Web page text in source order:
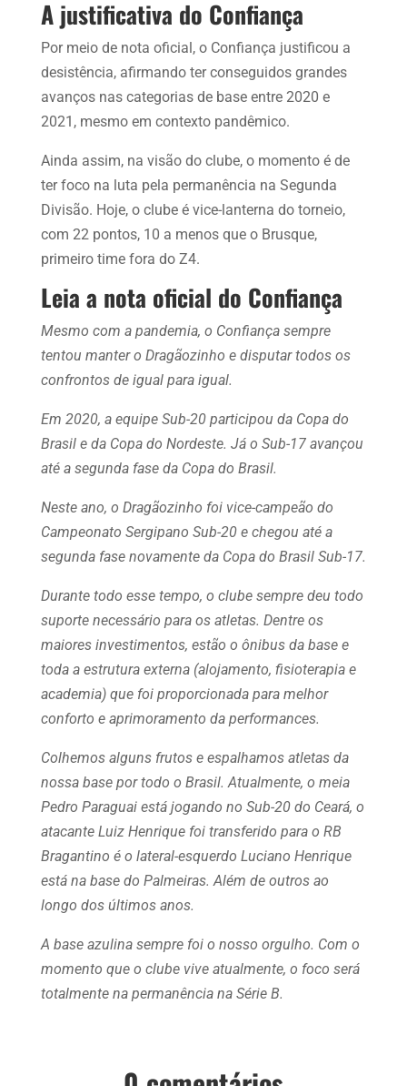
A justificativa do Confiança
Por meio de nota oficial, o Confiança justificou a
desistência, afirmando ter conseguidos grandes
avanços nas categorias de base entre 2020 e
2021, mesmo em contexto pandêmico.
Ainda assim, na visão do clube, o momento é de
ter foco na luta pela permanência na Segunda
Divisão. Hoje, o clube é vice-lanterna do torneio,
com 22 pontos, 10 a menos que o Brusque,
primeiro time fora do Z4.
Leia a nota oficial do Confiança
Mesmo com a pandemia, o Confiança sempre
tentou manter o Dragãozinho e disputar todos os
confrontos de igual para igual.
Em 2020, a equipe Sub-20 participou da Copa do
Brasil e da Copa do Nordeste. Já o Sub-17 avançou
até a segunda fase da Copa do Brasil.
Neste ano, o Dragãozinho foi vice-campeão do
Campeonato Sergipano Sub-20 e chegou até a
segunda fase novamente da Copa do Brasil Sub-17.
Durante todo esse tempo, o clube sempre deu todo
suporte necessário para os atletas. Dentre os
maiores investimentos, estão o ônibus da base e
toda a estrutura externa (alojamento, fisioterapia e
academia) que foi proporcionada para melhor
conforto e aprimoramento da performances.
Colhemos alguns frutos e espalhamos atletas da
nossa base por todo o Brasil. Atualmente, o meia
Pedro Paraguai está jogando no Sub-20 do Ceará, o
atacante Luiz Henrique foi transferido para o RB
Bragantino é o lateral-esquerdo Luciano Henrique
está na base do Palmeiras. Além de outros ao
longo dos últimos anos.
A base azulina sempre foi o nosso orgulho. Com o
momento que o clube vive atualmente, o foco será
totalmente na permanência na Série B.